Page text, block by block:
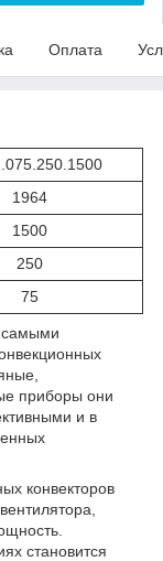
Оплата
1964
1500
250
75
самыми
приборы они
и в
конвекторов
становится